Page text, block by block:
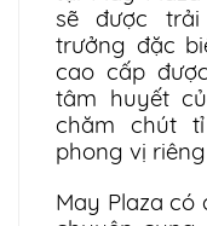
sẽ được
trưởng đặc
cao cấp
tâm huyết
chăm chút
phong vị
May Plaza có